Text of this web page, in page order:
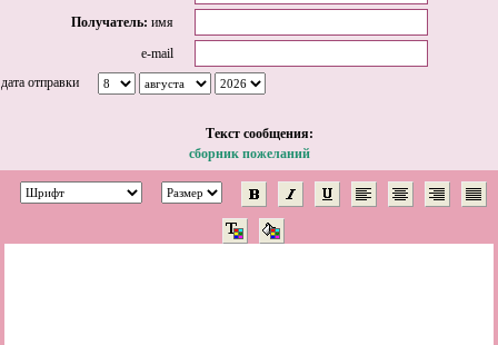
Получатель: имя
e-mail
дата отправки
Tекст сообщения:
сборник пожеланий